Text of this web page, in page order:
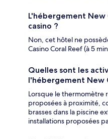
L'hébergement
casino ?
Non, cet hôtel ne
Casino Coral Reef (à 5
Quelles sont les
l'hébergement New
Lorsque le thermomètre
proposées à proximité,
brasses dans la piscine
installations proposées